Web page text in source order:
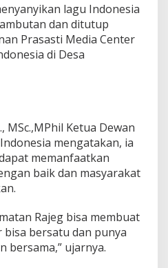
+
S
u
k
a
lagu Indonesia
dan ditutup
Prasasti Media Center
di Desa
MSc.,MPhil Ketua Dewan
mengatakan, ia
memanfaatkan
baik dan masyarakat
Rajeg bisa membuat
bisa bersatu dan punya
bersama,” ujarnya.